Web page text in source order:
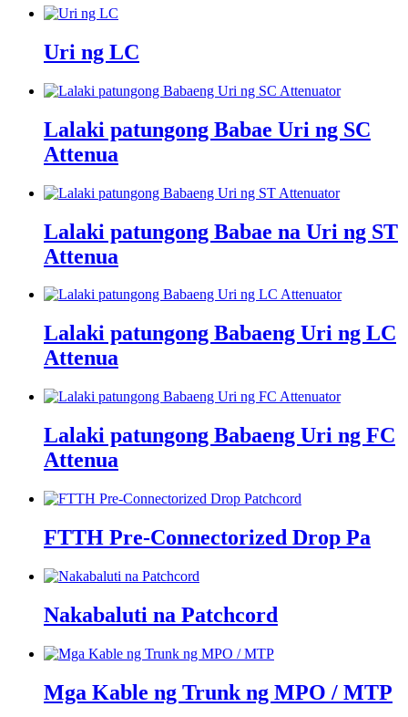
Uri ng LC
Lalaki patungong Babae Uri ng SC
Attenua
Lalaki patungong Babae na Uri ng ST
Attenua
Lalaki patungong Babaeng Uri ng LC
Attenua
Lalaki patungong Babaeng Uri ng FC
Attenua
FTTH Pre-Connectorized Drop Pa
Nakabaluti na Patchcord
Mga Kable ng Trunk ng MPO / MTP